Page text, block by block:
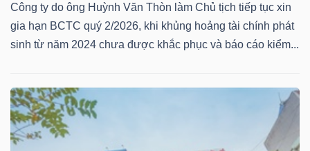
Công ty do ông Huỳnh Văn Thòn làm Chủ tịch tiếp tục xin
gia hạn BCTC quý 2/2026, khi khủng hoảng tài chính phát
sinh từ năm 2024 chưa được khắc phục và báo cáo kiểm...
DÙNG
KHÔNG
THIẾT